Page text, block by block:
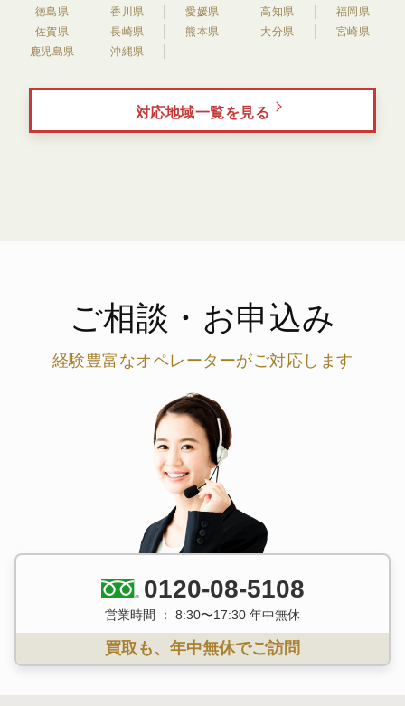
徳島県
香川県 愛媛県 高知県
福岡県
佐賀県
長崎県 熊本県 大分県
宮崎県
鹿児島県
沖縄県
対応地域一覧を見る
ご相談・お申込み
経験豊富なオペレーターがご対応します
0120-08-5108
営業時間 ： 8:30〜17:30 年中無休
買取も、年中無休でご訪問